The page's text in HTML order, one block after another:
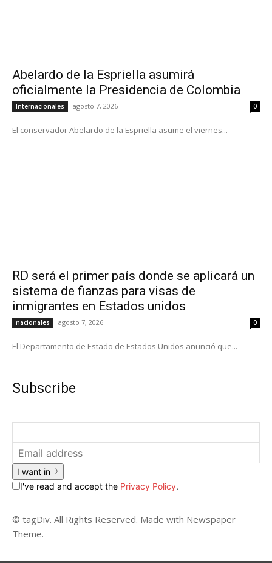
Abelardo de la Espriella asumirá
oficialmente la Presidencia de Colombia
Internacionales agosto 7, 2026 0
El conservador Abelardo de la Espriella asume el viernes...
RD será el primer país donde se aplicará un
sistema de fianzas para visas de
inmigrantes en Estados unidos
nacionales agosto 7, 2026 0
El Departamento de Estado de Estados Unidos anunció que...
Subscribe
I want in
I've read and accept the Privacy Policy.
© tagDiv. All Rights Reserved. Made with Newspaper
Theme.